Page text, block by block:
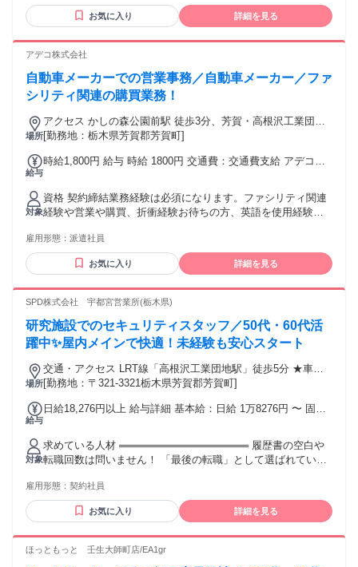
日固定も相談可能 ✅学歴不問 ✅フリーター歓迎 ✅ブランク
OK ✅長期勤務できる方歓迎 ✅普通自動車免許をお持ちの方
ト・パートなど 前職の雇用形態は一切不問
お気に入り 詳細を見る
アデコ株式会社
自動車メーカーでの営業事務／自動車メーカー／ファ
シリティ関連の購買業務！
場所
アクセス かしの森公園前駅 徒歩3分、芳賀・高根沢工業団地
駅 徒歩6分、芳賀町工業団地管理センター前駅 徒歩15分 ※車
[勤務地：栃木県芳賀郡芳賀町]
給与
時給1,800円 給与 時給 1800円 交通費：交通費支給 アデコ規
対象
資格 契約締結業務経験は必須になります。ファシリティ関連
経験や営業や購買、折衝経験お待ちの方、英語を使用経験は
PowerPoint : 新規スライドの作成, Excel : SUM･AVERAGE関
数、四則演算 【歓迎スキル・資格】Excel : グラフの作成・編
集, 英語: 読み書き メールなど簡単な文章の読解
雇用形態： 派遣社員
お気に入り 詳細を見る
SPD株式会社 宇都宮営業所(栃木県)
研究施設でのセキュリティスタッフ／50代・60代活
躍中✨屋内メインで快適！未経験も安心スタート
場所
交通・アクセス LRT線「高根沢工業団地駅」徒歩5分 ★車・
バイク通勤ＯＫ
[勤務地：〒321-3321栃木県芳賀郡芳賀町]
給与
日給18,276円以上 給与詳細 基本給：日給 1万8276円 〜 固定
勤・家族手当金額：なし 全員に一律で支払われるその他手当
金額：なし
対象
求めている人材 ══════════════════ 履歴書の空白や
転職回数は問いません！ 「最後の転職」として選ばれていま
══════════════════ ★未経験OK・WワークOK ★曜
日固定も相談可能 ✅学歴不問 ✅フリーター歓迎 ✅ブランク
OK ✅長期勤務できる方歓迎 ✅普通自動車免許をお持ちの方
ト・パートなど 前職の雇用形態は一切不問
雇用形態： 契約社員
お気に入り 詳細を見る
ほっともっと 壬生大師町店/EA1gr